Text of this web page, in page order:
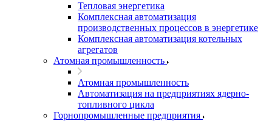
Тепловая энергетика
Комплексная автоматизация
производственных процессов в энергетике
Комплексная автоматизация котельных
агрегатов
Атомная промышленность
Атомная промышленность
Автоматизация на предприятиях ядерно-
топливного цикла
Горнопромышленные предприятия